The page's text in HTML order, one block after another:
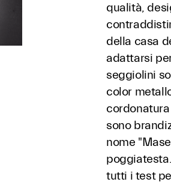
qualità,
della casa
adattarsi
seggiolini
color
sono
nome
tutti i test